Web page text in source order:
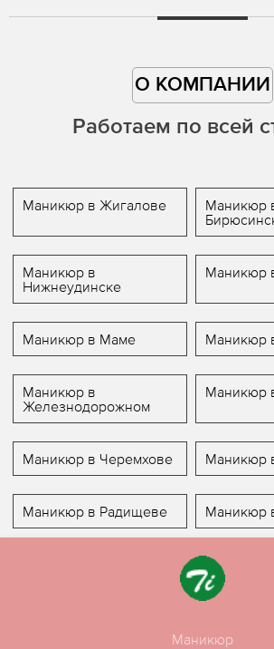
О КОМПАНИИ
Работаем по всей
Маникюр в Жигалове
Маникюр
Маникюр в
Нижнеудинске
Маникюр
Маникюр в Маме Маникюр
Маникюр в
Железнодорожном
Маникюр
Маникюр в Черемхове Маникюр
Маникюр в Радищеве Маникюр
Маникюр